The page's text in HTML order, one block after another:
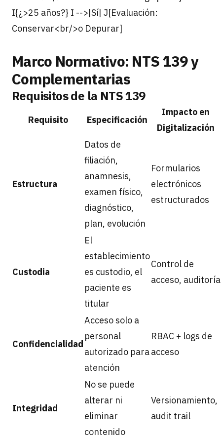
I{¿>25 años?} I -->|Sí| J[Evaluación:
Conservar<br/>o Depurar]
Marco Normativo: NTS 139 y
Complementarias
Requisitos de la NTS 139
Requisito Especificación
Impacto en
Digitalización
Estructura
Datos de
filiación,
anamnesis,
examen físico,
diagnóstico,
plan, evolución
Formularios
electrónicos
estructurados
Custodia
El
establecimiento
es custodio, el
paciente es
titular
Control de
acceso, auditoría
Confidencialidad
Acceso solo a
personal
autorizado para
atención
RBAC + logs de
acceso
Integridad
No se puede
alterar ni
eliminar
contenido
Versionamiento,
audit trail